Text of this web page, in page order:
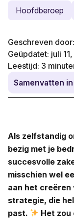
Hoofdberoep
Geschreven door:
Geüpdatet: juli
Leestijd: 3
Samenvatten
Als zelfstandig
bezig met je
succesvolle
misschien wel
aan het creëren
strategie, die
past.
Het zou